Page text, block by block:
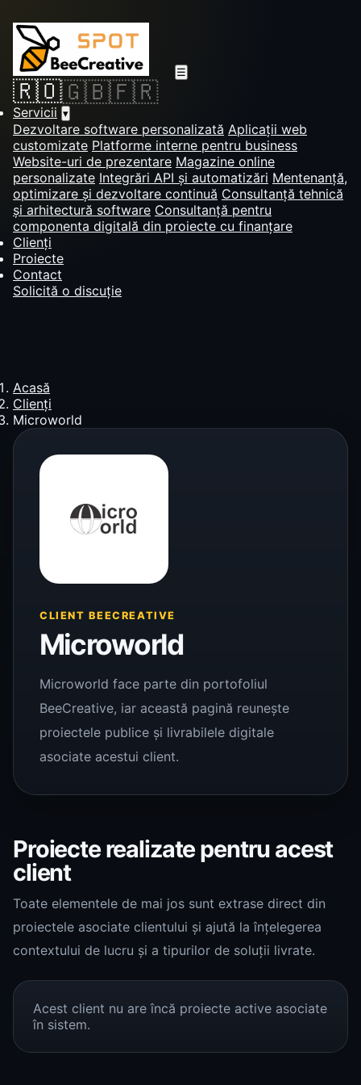
☰
🇷🇴🇬🇧🇫🇷
Servicii ▾
Dezvoltare software personalizată Aplicații web
customizate Platforme interne pentru business
Website-uri de prezentare Magazine online
personalizate Integrări API și automatizări Mentenanță,
optimizare și dezvoltare continuă Consultanță tehnică
și arhitectură software Consultanță pentru
componenta digitală din proiecte cu finanțare
Clienți
Proiecte
Contact
Solicită o discuție
Acasă
Clienți
Microworld
CLIENT BEECREATIVE
Microworld
Microworld face parte din portofoliul
BeeCreative, iar această pagină reunește
proiectele publice și livrabilele digitale
asociate acestui client.
Proiecte realizate pentru acest
client
Toate elementele de mai jos sunt extrase direct din
proiectele asociate clientului și ajută la înțelegerea
contextului de lucru și a tipurilor de soluții livrate.
Acest client nu are încă proiecte active asociate
în sistem.